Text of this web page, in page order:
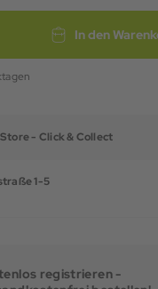
In den
- Click & Collect
1-5
registrieren -